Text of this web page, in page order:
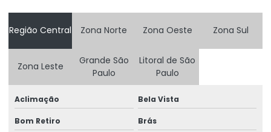
Aluguel de gerador diária
Aluguel de gerador a diesel
Região Central Zona Norte Zona Oeste Zona Sul
Zona Leste
Grande São
Paulo
Litoral de São
Paulo
Aclimação Bela Vista
Bom Retiro Brás